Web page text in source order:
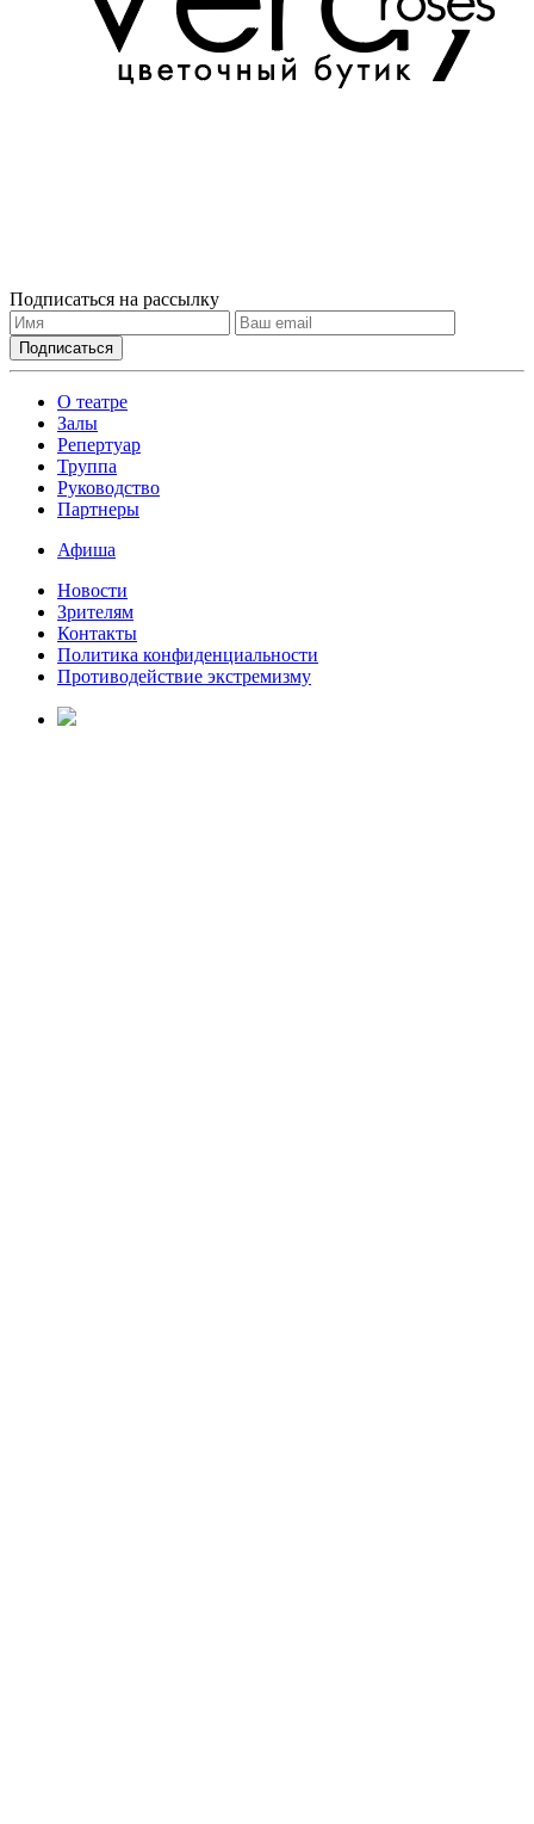
Подписаться на рассылку
О театре
Залы
Репертуар
Труппа
Руководство
Партнеры
Афиша
Новости
Зрителям
Контакты
Политика конфиденциальности
Противодействие экстремизму